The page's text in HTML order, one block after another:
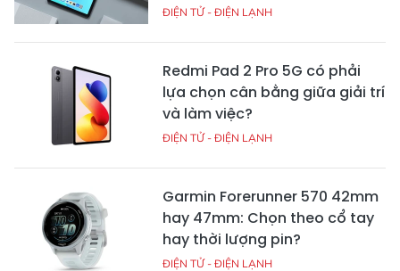
ĐIỆN TỬ - ĐIỆN LẠNH
Redmi Pad 2 Pro 5G có phải
lựa chọn cân bằng giữa giải trí
và làm việc?
ĐIỆN TỬ - ĐIỆN LẠNH
Garmin Forerunner 570 42mm
hay 47mm: Chọn theo cổ tay
hay thời lượng pin?
ĐIỆN TỬ - ĐIỆN LẠNH